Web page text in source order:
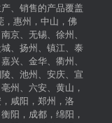
、销售的产品覆盖
，惠州，中山，佛
京、无锡、徐州、
、扬州、镇江、泰
兴、金华、衢州、
、池州、安庆、宣
州、六安、黄山，
咸阳，郑州，洛
阳，成都，绵阳，